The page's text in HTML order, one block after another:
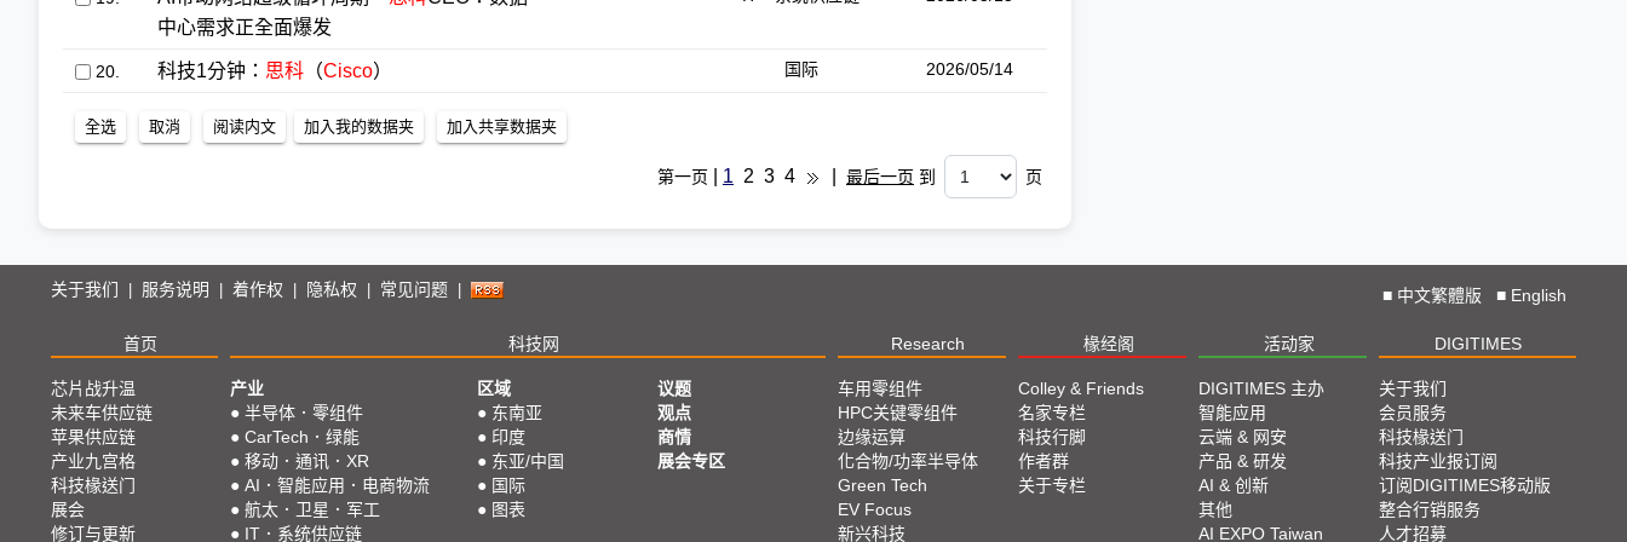
中心需求正全面爆发
20. 科技1分钟： 思科（Cisco） 国际 2026/05/14
第一页 1 2 3 4 最后一页 到 页
关于我们 服务说明 着作权 隐私权 常见问题 ■ 中文繁體版 ■ English
首页 科技网 Research 椽经阁 活动家 DIGITIMES
芯片战升温
未来车供应链
苹果供应链
产业九宫格
科技椽送门
展会
修订与更新
产业
● 半导体．零组件
● CarTech．绿能
● 移动．通讯．XR
● AI．智能应用．电商物流
● 航太．卫星．军工
● IT．系统供应链
区域
● 东南亚
● 印度
● 东亚/中国
● 国际
● 图表
议题
观点
商情
展会专区
车用零组件
HPC关键零组件
边缘运算
化合物/功率半导体
Green Tech
EV Focus
新兴科技
Colley & Friends
名家专栏
科技行脚
作者群
关于专栏
DIGITIMES 主办
智能应用
云端 & 网安
产品 & 研发
AI & 创新
其他
AI EXPO Taiwan
关于我们
会员服务
科技椽送门
科技产业报订阅
订阅DIGITIMES移动版
整合行销服务
人才招募